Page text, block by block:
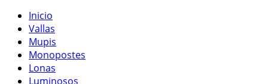
Inicio
Vallas
Mupis
Monopostes
Lonas
Luminosos